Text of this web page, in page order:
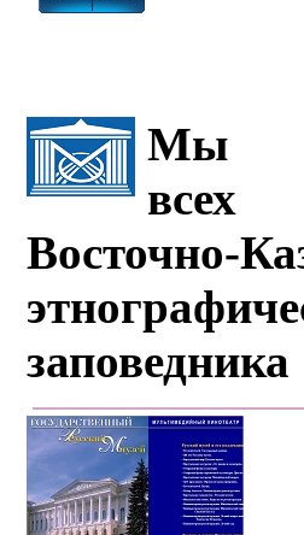
Мы
всех
Восточно-
заповедника